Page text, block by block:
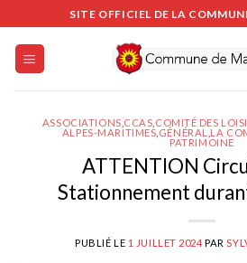
au
contenu
SITE OFFICIEL DE LA
ASSOCIATIONS CCAS COMITÉ DES
ALPES-MARITIMES GÉNÉRAL LA
PATRIMOINE
ATTENTION
Stationnement
PUBLIÉ LE 1 JUILLET 2024 PAR